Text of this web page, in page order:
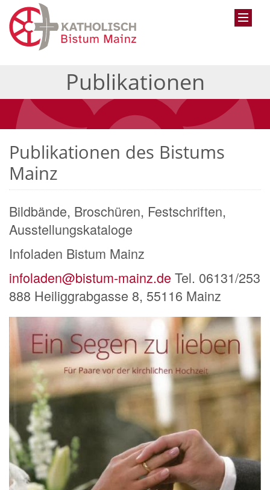
Publikationen
Publikationen des Bistums
Mainz
Bildbände, Broschüren, Festschriften,
Ausstellungskataloge
Infoladen Bistum Mainz
infoladen@bistum-mainz.de Tel. 06131/253
888 Heiliggrabgasse 8, 55116 Mainz